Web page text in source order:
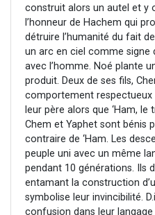
construit alors un autel et y
l’honneur de Hachem qui
détruire l’humanité du fait
un arc en ciel comme signe
avec l’homme. Noé plante
produit. Deux de ses fils,
comportement
leur père alors que ‘Ham,
Chem et Yaphet sont bénis
contraire de ‘Ham. Les
peuple uni avec un même
pendant 10 générations. Ils
entamant la construction
symbolise leur invincibilité.
confusion dans leur langage